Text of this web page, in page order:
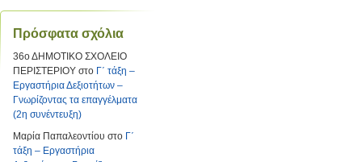
Πρόσφατα σχόλια
36ο ΔΗΜΟΤΙΚΟ ΣΧΟΛΕΙΟ
ΠΕΡΙΣΤΕΡΙΟΥ στο Γ΄ τάξη –
Εργαστήρια Δεξιοτήτων –
Γνωρίζοντας τα επαγγέλματα
(2η συνέντευξη)
Μαρία Παπαλεοντίου στο Γ΄
τάξη – Εργαστήρια